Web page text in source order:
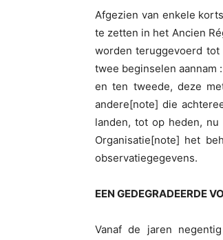
Afgezien van enkele
te zetten in het Ancien
worden teruggevoerd tot
twee beginselen aannam
en ten tweede, deze
andere[note] die
landen, tot op heden,
Organisatie[note] het
observatiegegevens.
EEN GEDEGRADEERDE
Vanaf de jaren